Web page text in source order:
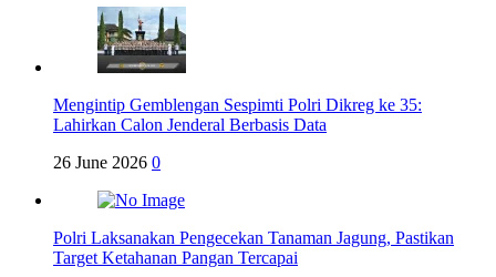
Mengintip Gemblengan Sespimti Polri Dikreg ke 35:
Lahirkan Calon Jenderal Berbasis Data
26 June 2026 0
Polri Laksanakan Pengecekan Tanaman Jagung, Pastikan
Target Ketahanan Pangan Tercapai